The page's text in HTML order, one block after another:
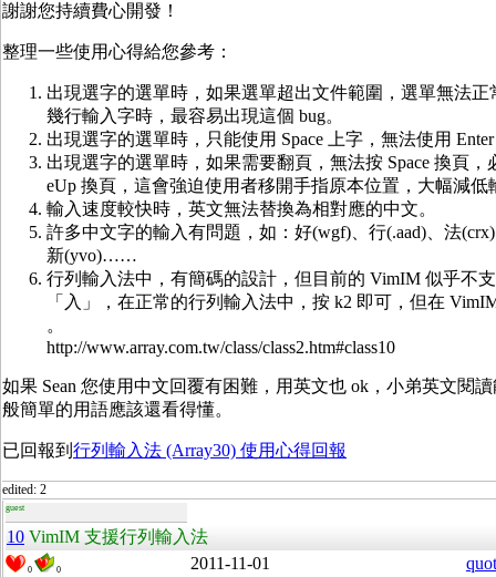
謝謝您持續費心開發！
整理一些使用心得給您參考：
出現選字的選單時，如果選單超出文件範圍，選單無法
幾行輸入字時，最容易出現這個 bug。
出現選字的選單時，只能使用 Space 上字，無法使用
出現選字的選單時，如果需要翻頁，無法按 Space 換頁，
eUp 換頁，這會強迫使用者移開手指原本位置，大幅減低
輸入速度較快時，英文無法替換為相對應的中文。
許多中文字的輸入有問題，如：好(wgf)、行(.aad)、法
新(yvo)……
行列輸入法中，有簡碼的設計，但目前的 VimIM 似乎不
「入」，在正常的行列輸入法中，按 k2 即可，但在
。
http://www.array.com.tw/class/class2.htm#class10
如果 Sean 您使用中文回覆有困難，用英文也 ok，小弟英文閱
般簡單的用語應該還看得懂。
已回報到 行列輸入法 (Array30) 使用心得回報
edited: 2
guest
10 VimIM 支援行列輸入法
0 0 2011-11-01